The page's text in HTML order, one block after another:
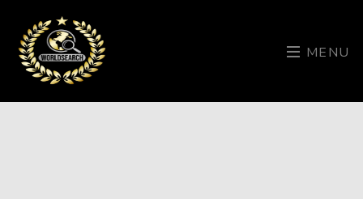
MENU